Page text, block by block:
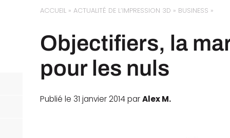
ACCUEIL »ACTUALITÉ DE L’IMPRESSION 3D » BUSINESS »
Objectifiers, la
pour les nuls
Publié le 31 janvier 2014 parAlex M.